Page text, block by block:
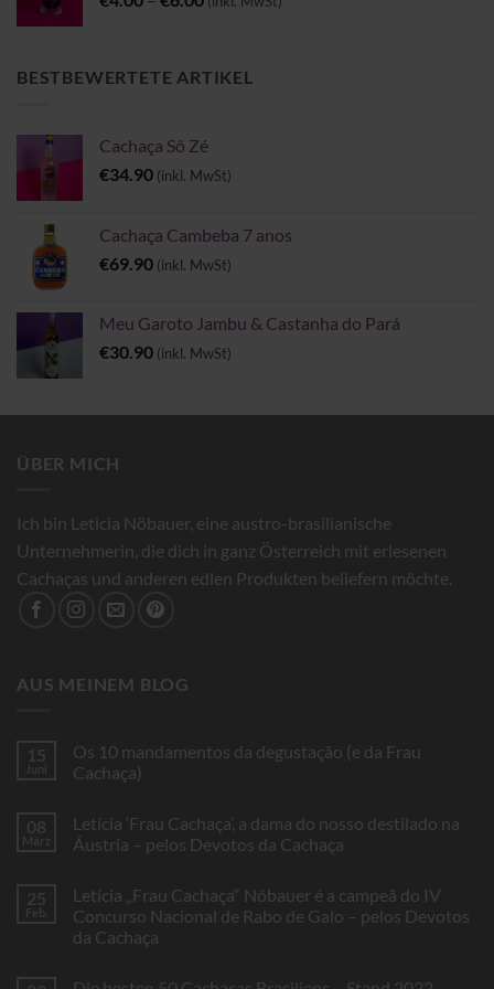
€6.00
BESTBEWERTETE ARTIKEL
Cachaça Sô Zé
€34.90 (inkl. MwSt)
Cachaça Cambeba 7 anos
€69.90 (inkl. MwSt)
Meu Garoto Jambu & Castanha do Pará
€30.90 (inkl. MwSt)
ÜBER MICH
Ich bin Leticia Nöbauer, eine austro-brasilianische
Unternehmerin, die dich in ganz Österreich mit erlesenen
Cachaças und anderen edlen Produkten beliefern möchte.
AUS MEINEM BLOG
15
Juni
Os 10 mandamentos da degustação (e da Frau
Cachaça)
Os
10
degustação
(e
da
Frau
08
März
Letícia ‘Frau Cachaça’, a dama do nosso destilado na
Áustria – pelos Devotos da Cachaça
Letícia
‘Frau
Cachaça’,
do
25
Feb.
Letícia „Frau Cachaça“ Nöbauer é a campeã do IV
Concurso Nacional de Rabo de Galo – pelos Devotos
da Cachaça